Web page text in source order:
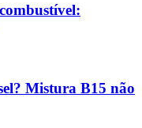
Mistura B15 não